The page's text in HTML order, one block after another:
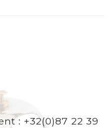
: +32(0)87 22 39